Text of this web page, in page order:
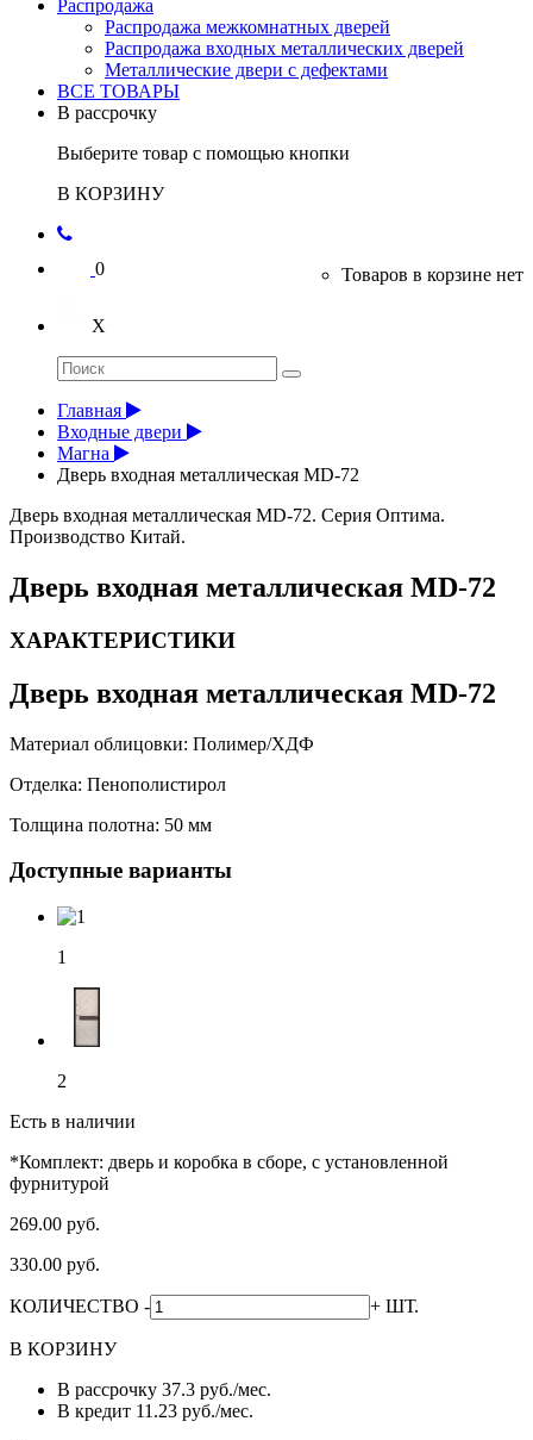
Распродажа
Распродажа межкомнатных дверей
Распродажа входных металлических дверей
Металлические двери с дефектами
ВСЕ ТОВАРЫ
В рассрочку
Выберите товар с помощью кнопки
В КОРЗИНУ
0 Товаров в корзине нет
X
Главная
Входные двери
Магна
Дверь входная металлическая MD-72
Дверь входная металлическая MD-72. Серия Оптима.
Производство Китай.
Дверь входная металлическая MD-72
ХАРАКТЕРИСТИКИ
Дверь входная металлическая MD-72
Материал облицовки: Полимер/ХДФ
Отделка: Пенополистирол
Толщина полотна: 50 мм
Доступные варианты
1
2
Есть в наличии
*Комплект: дверь и коробка в сборе, с установленной
фурнитурой
269.00 руб.
330.00 руб.
КОЛИЧЕСТВО - + ШТ.
В КОРЗИНУ
В рассрочку 37.3 руб./мес.
В кредит 11.23 руб./мес.